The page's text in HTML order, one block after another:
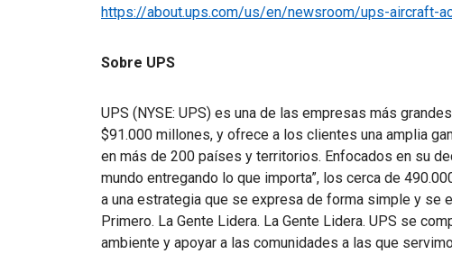
https://about.ups.com/us/en/newsroom/ups-aircraft-
Sobre UPS
UPS (NYSE: UPS) es una de las empresas más
$91.000 millones, y ofrece a los clientes una amplia
en más de 200 países y territorios. Enfocados en su
mundo entregando lo que importa”, los cerca de
a una estrategia que se expresa de forma simple y se
Primero. La Gente Lidera. La Gente Lidera. UPS se
ambiente y apoyar a las comunidades a las que